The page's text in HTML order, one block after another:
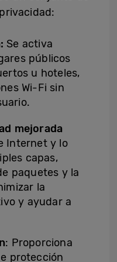
Se activa
públicos
u hoteles,
Wi-Fi sin
mejorada
Internet y lo
capas,
paquetes y la
la
y ayudar a
: Proporciona
protección